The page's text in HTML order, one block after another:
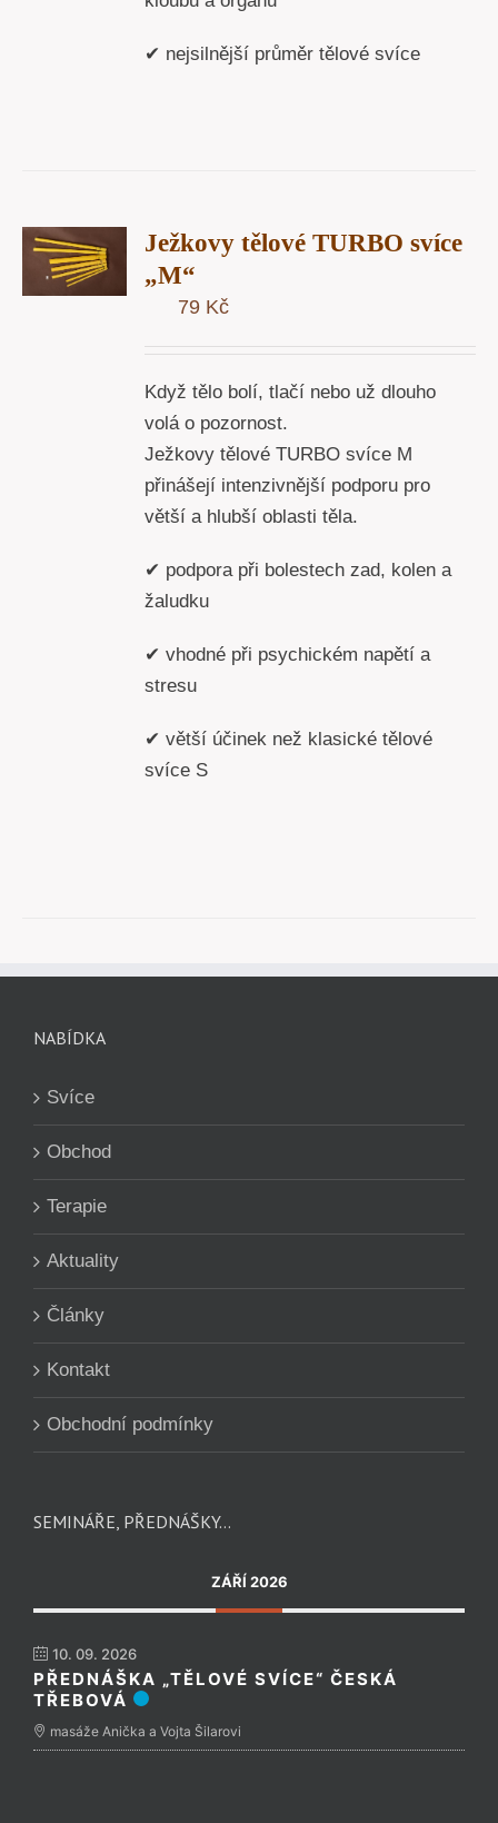
✔ nejsilnější průměr tělové svíce
Ježkovy tělové TURBO svíce
„M“
79 Kč
Když tělo bolí, tlačí nebo už dlouho
volá o pozornost.
Ježkovy tělové TURBO svíce M
přinášejí intenzivnější podporu pro
větší a hlubší oblasti těla.
✔ podpora při bolestech zad, kolen a
žaludku
✔ vhodné při psychickém napětí a
stresu
✔ větší účinek než klasické tělové
svíce S
NABÍDKA
Svíce
Obchod
Terapie
Aktuality
Články
Kontakt
Obchodní podmínky
SEMINÁŘE, PŘEDNÁŠKY…
ZÁŘÍ 2026
10. 09. 2026
PŘEDNÁŠKA „TĚLOVÉ SVÍCE“ ČESKÁ
TŘEBOVÁ
masáže Anička a Vojta Šilarovi